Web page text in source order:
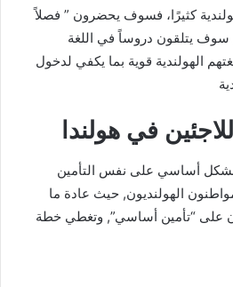
كثيرًا، فسوف يحضرون ” فصلاً
سوف يتلقون دروساً في اللغة
الهولندية قوية بما يكفي لدخول
في هولندا
أساسي على نفس التأمين
الهولنديون, حيث عادة ما
على “تأمين أساسي”, وتغطي خطة